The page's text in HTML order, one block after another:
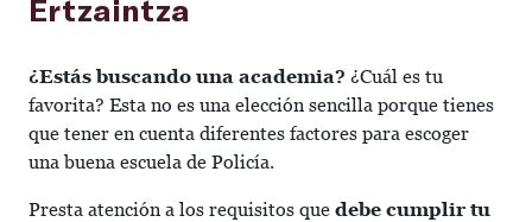
Ertzaintza
¿Estás buscando una academia? ¿Cuál es tu
favorita? Esta no es una elección sencilla porque tienes
que tener en cuenta diferentes factores para escoger
una buena escuela de Policía.
Presta atención a los requisitos que debe cumplir tu